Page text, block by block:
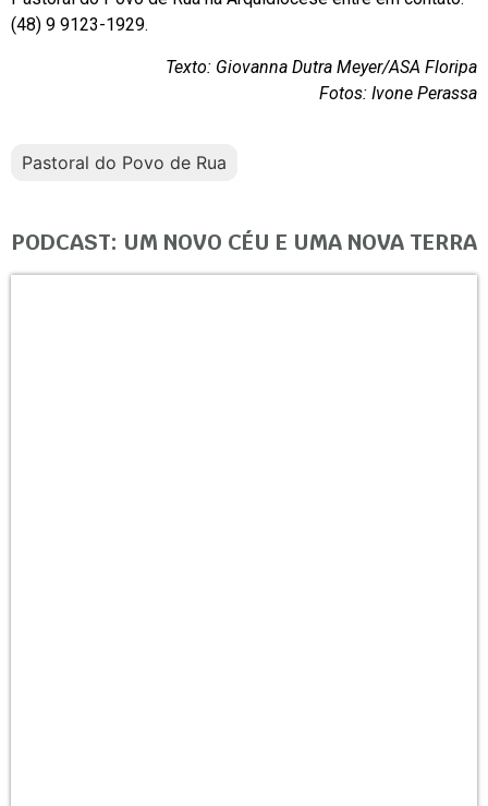
(48) 9 9123-1929.
Texto: Giovanna Dutra Meyer/ASA Floripa
Fotos: Ivone Perassa
Pastoral do Povo de Rua
PODCAST: UM NOVO CÉU E UMA NOVA TERRA